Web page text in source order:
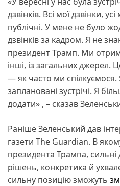
дзвінків. Всі мої дзвінки,
публічні. У мене не було
дзвінків за кадром. Я не
президент Трамп. Ми
інші, із загальних
— як часто ми спілкуємося.
заплановані зустрічі. Я
додати» , – сказав
Раніше Зеленський дав
газети The Guardian. В
президента Трампа, сильні
рішень, конкретика й
сильну позицію зможуть